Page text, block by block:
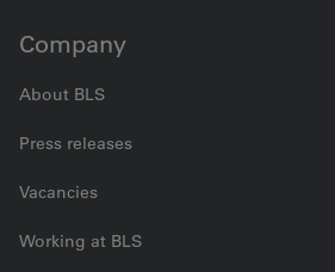
Company
About BLS
Press releases
Vacancies
Working at BLS